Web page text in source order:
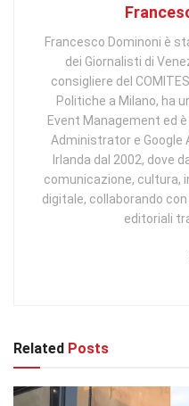
Francesco Dominoni è
dei Giornalisti di
consigliere del
Politiche a Milano, ha
Event Management ed
Administrator e Google
Irlanda dal 2002, dove
comunicazione, cultura,
digitale, collaborando
editoriali
Related Posts